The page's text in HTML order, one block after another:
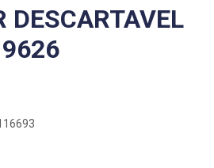
DESCARTAVEL